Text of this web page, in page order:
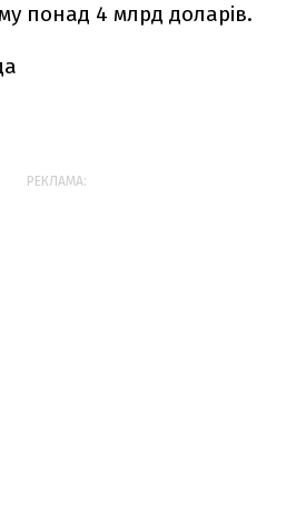
понад 4 млрд доларів.
РЕКЛАМА: